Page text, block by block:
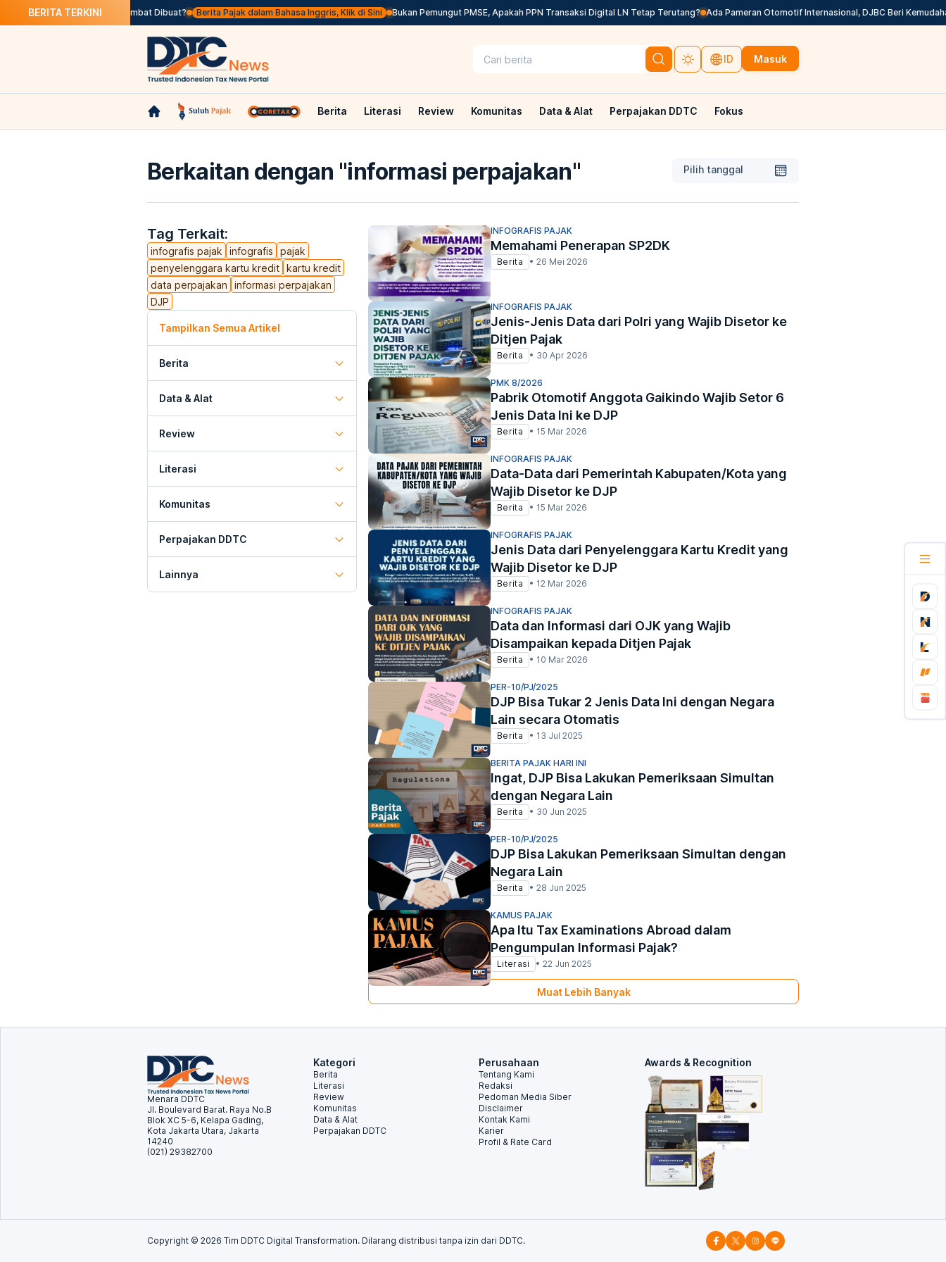
BERITA TERKINI
Apa Itu Faktur Pajak Terlambat Dibuat? Berita Pajak dalam Bahasa Inggris, Klik di Sini Bukan Pemungut PMSE, Apakah PPN Transaksi Digital LN Tetap Terutang? Ada Pameran Otomotif Internasional, DJBC Beri Kemudahan
ID Masuk
Berita Literasi Review Komunitas Data & Alat Perpajakan DDTC Fokus
Berkaitan dengan "informasi perpajakan" Pilih tanggal
Tag Terkait:
infografis pajak infografis
pajak
penyelenggara kartu kredit kartu kredit
data perpajakan
informasi perpajakan
DJP
Tampilkan Semua Artikel
Berita
Data & Alat
Review
Literasi
Komunitas
Perpajakan DDTC
Lainnya
INFOGRAFIS PAJAK
Memahami Penerapan SP2DK
Berita • 26 Mei 2026
INFOGRAFIS PAJAK
Jenis-Jenis Data dari Polri yang Wajib Disetor ke
Ditjen Pajak
Berita • 30 Apr 2026
PMK 8/2026
Pabrik Otomotif Anggota Gaikindo Wajib Setor 6
Jenis Data Ini ke DJP
Berita • 15 Mar 2026
INFOGRAFIS PAJAK
Data-Data dari Pemerintah Kabupaten/Kota yang
Wajib Disetor ke DJP
Berita • 15 Mar 2026
INFOGRAFIS PAJAK
Jenis Data dari Penyelenggara Kartu Kredit yang
Wajib Disetor ke DJP
Berita • 12 Mar 2026
INFOGRAFIS PAJAK
Data dan Informasi dari OJK yang Wajib
Disampaikan kepada Ditjen Pajak
Berita • 10 Mar 2026
PER-10/PJ/2025
DJP Bisa Tukar 2 Jenis Data Ini dengan Negara
Lain secara Otomatis
Berita • 13 Jul 2025
BERITA PAJAK HARI INI
Ingat, DJP Bisa Lakukan Pemeriksaan Simultan
dengan Negara Lain
Berita • 30 Jun 2025
PER-10/PJ/2025
DJP Bisa Lakukan Pemeriksaan Simultan dengan
Negara Lain
Berita • 28 Jun 2025
KAMUS PAJAK
Apa Itu Tax Examinations Abroad dalam
Pengumpulan Informasi Pajak?
Literasi • 22 Jun 2025
Muat Lebih Banyak
Menara DDTC
Jl. Boulevard Barat. Raya No.B
Blok XC 5-6, Kelapa Gading,
Kota Jakarta Utara, Jakarta
14240
(021) 29382700
Kategori
Berita
Literasi
Review
Komunitas
Data & Alat
Perpajakan DDTC
Perusahaan
Tentang Kami
Redaksi
Pedoman Media Siber
Disclaimer
Kontak Kami
Karier
Profil & Rate Card
Awards & Recognition
Copyright © 2026 Tim DDTC Digital Transformation. Dilarang distribusi tanpa izin dari DDTC.